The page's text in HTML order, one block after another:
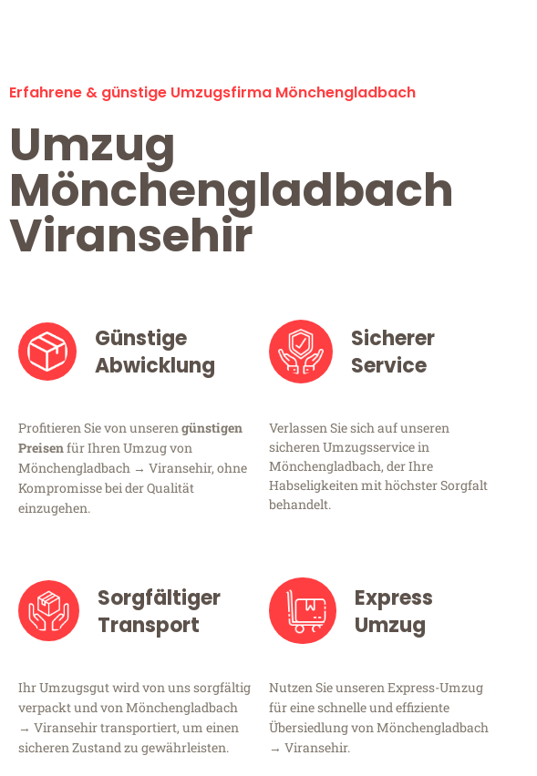
Erfahrene & günstige Umzugsfirma Mönchengladbach
Umzug
Mönchengladbach
Viransehir
Günstige
Abwicklung
Profitieren Sie von unserengünstigen
Preisenfür Ihren Umzug von
Mönchengladbach → Viransehir, ohne
Kompromisse bei der Qualität
einzugehen.
Sicherer
Service
Verlassen Sie sich auf unseren
sicheren Umzugsservice in
Mönchengladbach, der Ihre
Habseligkeiten mit höchster Sorgfalt
behandelt.
Sorgfältiger
Transport
Ihr Umzugsgut wird von uns sorgfältig
verpackt und von Mönchengladbach
→ Viransehir transportiert, um einen
sicheren Zustand zu gewährleisten.
Express
Umzug
Nutzen Sie unseren Express-Umzug
für eine schnelle und effiziente
Übersiedlung von Mönchengladbach
→ Viransehir.